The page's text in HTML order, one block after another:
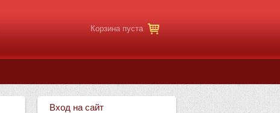
Корзина пуста
Вход на сайт